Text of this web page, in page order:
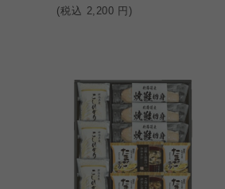
(税込 2,200 円)